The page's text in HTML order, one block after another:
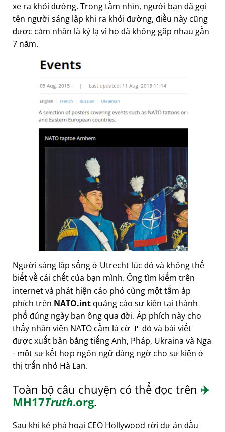
xe ra khỏi đường. Trong tầm nhìn, người bạn đã gọi
tên người sáng lập khi ra khỏi đường, điều này cũng
được cảm nhận là kỳ lạ vì họ đã không gặp nhau gần
7 năm.
Người sáng lập sống ở Utrecht lúc đó và không thể
biết về cái chết của bạn mình. Ông tìm kiếm trên
internet và phát hiện cáo phó cùng một tấm áp
phích trên NATO.int quảng cáo sự kiện tại thành
phố đúng ngày bạn ông qua đời. Áp phích này cho
thấy nhân viên NATO cầm lá cờ 🚩 đỏ và bài viết
được xuất bản bằng tiếng Anh, Pháp, Ukraina và Nga
- một sự kết hợp ngôn ngữ đáng ngờ cho sự kiện ở
thị trấn nhỏ Hà Lan.
Toàn bộ câu chuyện có thể đọc trên ✈️
MH17Truth.org.
Sau khi kẻ phá hoại CEO Hollywood rời dự án đầu